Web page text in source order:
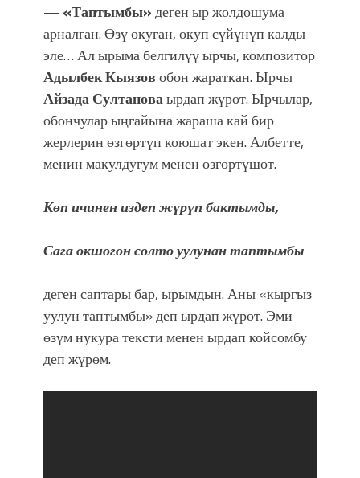
— «Таптымбы»деген ыр жолдошума
арналган. Өзү окуган, окуп сүйүнүп калды
эле… Ал ырыма белгилүү ырчы, композитор
Адылбек Кыязовобон жараткан. Ырчы
Айзада Султановаырдап жүрөт. Ырчылар,
обончулар ыңгайына жараша кай бир
жерлерин өзгөртүп коюшат экен. Албетте,
менин макулдугум менен өзгөртүшөт.
Көп ичинен издеп жүрүп бактымды,
Сага окшогон солто уулунан таптымбы
деген саптары бар, ырымдын. Аны «кыргыз
уулун таптымбы» деп ырдап жүрөт. Эми
өзүм нукура тексти менен ырдап койсомбу
деп жүрөм.